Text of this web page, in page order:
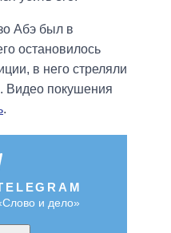
Абэ был в
остановилось
в него стреляли
Видео покушения
.
и дело»